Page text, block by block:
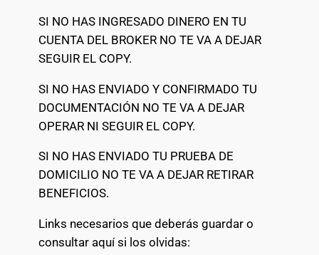
SI NO HAS INGRESADO DINERO EN TU
CUENTA DEL BROKER NO TE VA A DEJAR
SEGUIR EL COPY.
SI NO HAS ENVIADO Y CONFIRMADO TU
DOCUMENTACIÓN NO TE VA A DEJAR
OPERAR NI SEGUIR EL COPY.
SI NO HAS ENVIADO TU PRUEBA DE
DOMICILIO NO TE VA A DEJAR RETIRAR
BENEFICIOS.
Links necesarios que deberás guardar o
consultar aquí si los olvidas: